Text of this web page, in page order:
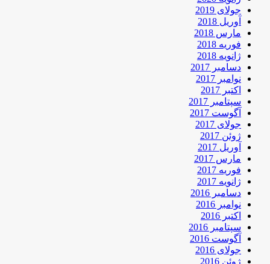
جولای 2019
آوریل 2018
مارس 2018
فوریه 2018
ژانویه 2018
دسامبر 2017
نوامبر 2017
اکتبر 2017
سپتامبر 2017
آگوست 2017
جولای 2017
ژوئن 2017
آوریل 2017
مارس 2017
فوریه 2017
ژانویه 2017
دسامبر 2016
نوامبر 2016
اکتبر 2016
سپتامبر 2016
آگوست 2016
جولای 2016
ژوئن 2016